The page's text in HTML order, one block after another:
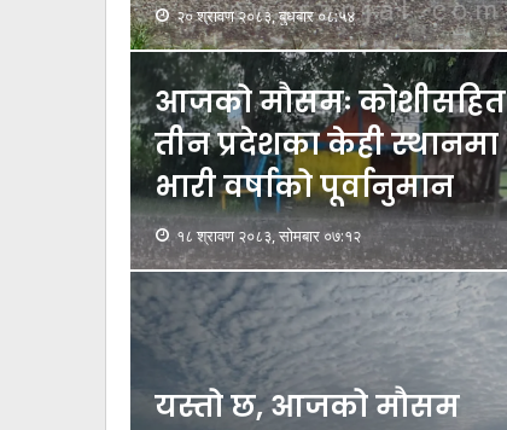
२० श्रावण २०८३, बुधबार ०८:५४
आजको मौसमः कोशीसहित
तीन प्रदेशका केही स्थानमा
भारी वर्षाको पूर्वानुमान
१८ श्रावण २०८३, सोमबार ०७:१२
यस्तो छ, आजको मौसम